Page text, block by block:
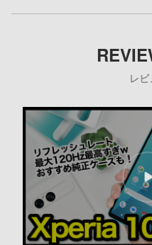
レ